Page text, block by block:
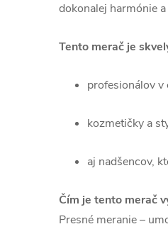
dokonalej harmónie
Tento merač je
profesionálov v
kozmetičky a
aj nadšencov,
Čím je tento merač
Presné meranie –